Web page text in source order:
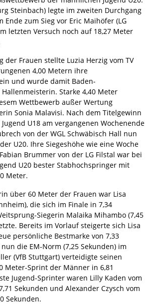
Steinbach) legte im zweiten Durchgang
Ende zum Sieg vor Eric Maihöfer (LG
letzten Versuch noch auf 18,27 Meter
der Frauen stellte Luzia Herzig vom TV
4,00 Metern ihre
und wurde damit Baden-
Starke 4,40 Meter
Wettbewerb außer Wertung
Sonia Malavisi. Nach dem Titelgewinn
U18 am vergangenen Wochenende
von der WGL Schwäbisch Hall nun
U20. Ihre Siegeshöhe wie eine Woche
Brummer von der LG Filstal war bei
U20 bester Stabhochspringer mit
Meter.
über 60 Meter der Frauen war Lisa
die sich im Finale in 7,34
Siegerin Malaika Mihambo (7,45
Bereits im Vorlauf steigerte sich Lisa
persönliche Bestmarke von 7,33
die EM-Norm (7,25 Sekunden) im
(VfB Stuttgart) verteidigte seinen
Meter-Sprint der Männer in 6,81
Jugend-Sprinter waren Lilly Kaden vom
Sekunden und Alexander Czysch vom
Sekunden.